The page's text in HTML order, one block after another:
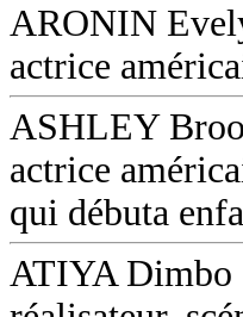
ARONIN
actrice
ASHLEY
actrice
qui débuta
ATIYA Dimbo